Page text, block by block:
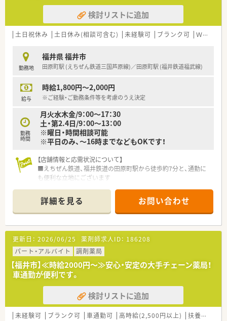
検討リストに追加
土日祝休み 土日休み(相談可含む) 未経験可 ブランク可 Ｗワーク可
勤務地
福井県 福井市
田原町駅 (えちぜん鉄道三国芦原線)／田原町駅 (福井鉄道福武線)
給与
時給1,800円～2,000円
※ご経験・ご勤務条件等を考慮のうえ決定
勤務
時間
月火水木金/9：00～17：30
土・第2.4日/9：00～13：00
※曜日・時間相談可能
※平日のみ、～16時までなどもOKです！
【店舗情報と応需状況について】
■えちぜん鉄道、福井鉄道の田原町駅から徒歩約7分と、通勤に
も便利な立地にございます
識を深めることができる環境です
■薬剤師は常勤3名、パート2名の計5名体制で、互いに協力しな
がら業務に取り組んでいます
【募集背景と求める人物像について】
■現在、産休に入る職員がいるため、薬剤師体制を維持するため
の増員募集を行っております
■チームの一員として、他のスタッフと協調性を持ちながら円滑
に業務を進めていただける方を求めています
■精神科領域での薬物治療に興味があり、患者様一人ひとりに寄
り添った対応を心がけてくださる方を歓迎します
【法人特徴について】
■長年にわたり地域に根差した精神科医療を提供し、患者様の社
詳細を見る お問い合わせ
更新日： 2026/06/25 薬剤師求人ID： 186208
パート・アルバイト
調剤薬局
【福井市】≪時給2000円～≫安心・安定の大手チェーン薬局！
車通勤が便利です。
検討リストに追加
未経験可 ブランク可 車通勤可 高時給(2,500円以上) 扶養内勤務OK